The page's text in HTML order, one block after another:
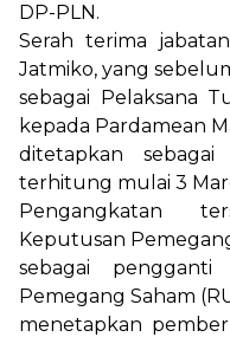
DP-PLN.
Serah terima
Jatmiko, yang
sebagai Pelaksana
kepada Pardamean
ditetapkan
terhitung mulai 3
Pengangkatan
Keputusan
sebagai
Pemegang Saham
menetapkan